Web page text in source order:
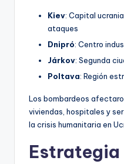
Kiev: Capital
ataques
Dnipró: Centro
Járkov: Segunda
Poltava: Región
Los bombardeos
viviendas, hospitales y
la crisis humanitaria en
Estrategia